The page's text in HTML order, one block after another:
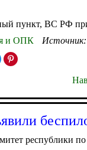
пункт, ВС РФ
и ОПК Источник:
республики